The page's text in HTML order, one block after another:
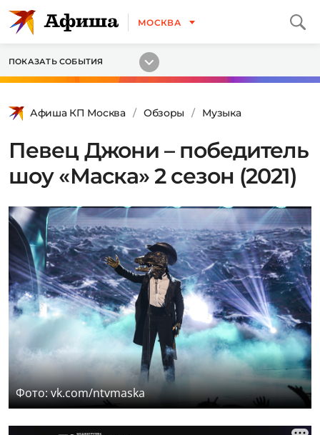
МОСКВА
ПОКАЗАТЬ СОБЫТИЯ
Афиша КП Москва Обзоры Музыка
Певец Джони – победитель
шоу «Маска» 2 сезон (2021)
Фото: vk.com/ntvmaska